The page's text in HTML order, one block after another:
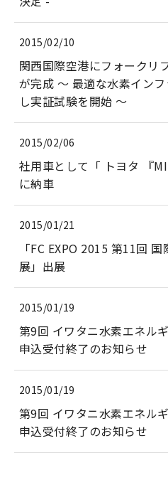
2015/02/10
関西国際空港にフォークリ
が完成 ～ 最適な水素イン
し実証試験を開始 ～
2015/02/06
社用車として「 トヨタ 『
に納車
2015/01/21
「FC EXPO 2015 第11回
展」出展
2015/01/19
第9回 イワタニ水素エネル
申込受付終了のお知らせ
2015/01/19
第9回 イワタニ水素エネル
申込受付終了のお知らせ